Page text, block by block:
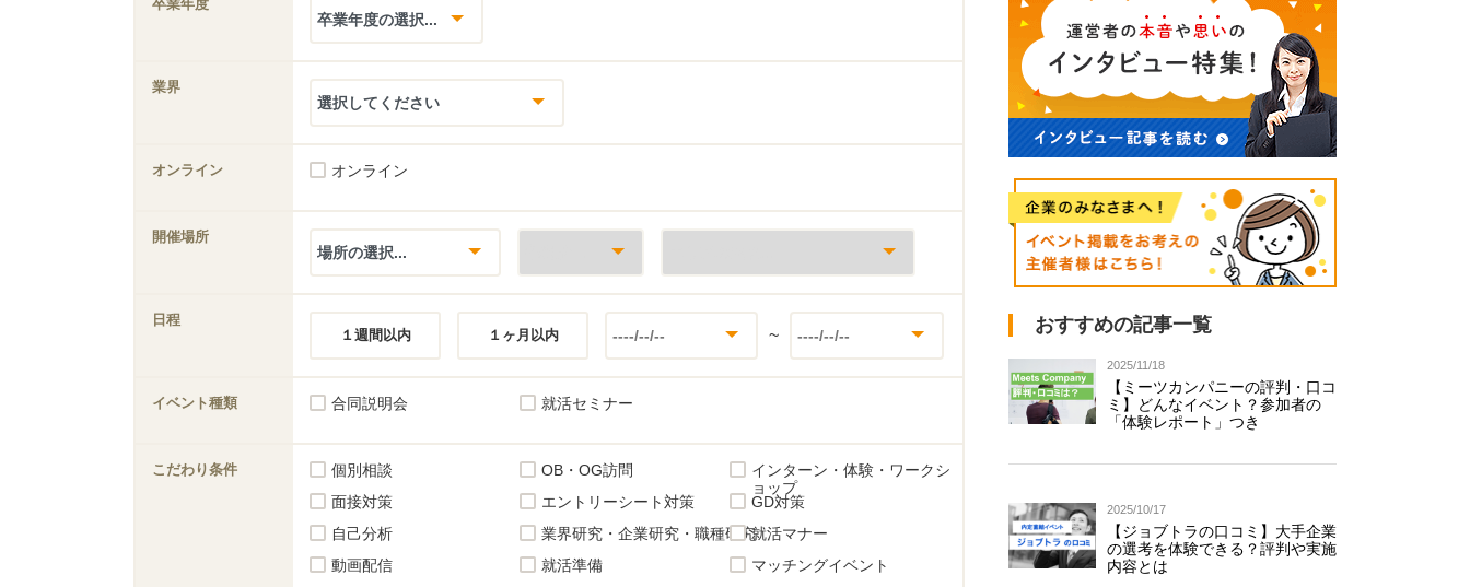
卒業年度
業界
オンライン オンライン
開催場所
日程
１週間以内
１ヶ月以内 ~
イベント種類 合同説明会 就活セミナー
こだわり条件 個別相談 OB・OG訪問
インターン・体験・ワークシ
ョップ
面接対策
エントリーシート対策
GD対策
自己分析
業界研究・企業研究・職種研究就活マナー
動画配信
就活準備
マッチングイベント
おすすめの記事一覧
2025/11/18
【ミーツカンパニーの評判・口コ
ミ】どんなイベント？参加者の
「体験レポート」つき
2025/10/17
【ジョブトラの口コミ】大手企業
の選考を体験できる？評判や実施
内容とは